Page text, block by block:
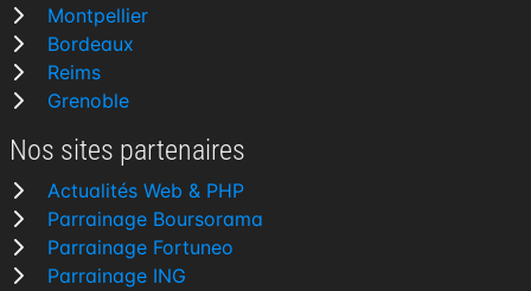
Montpellier
Bordeaux
Reims
Grenoble
Nos sites partenaires
Actualités Web & PHP
Parrainage Boursorama
Parrainage Fortuneo
Parrainage ING